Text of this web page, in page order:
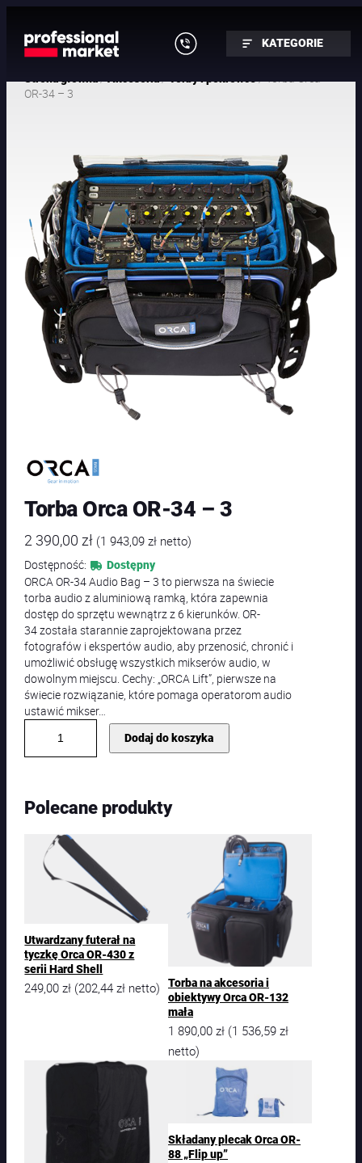
KATEGORIE
/ /
/ Torba Orca
OR-34 – 3
Torba Orca OR-34 – 3
2 390,00zł (1 943,09zł netto)
Dostępność:
Dostępny
ORCA OR-34 Audio Bag – 3 to pierwsza na świecie
torba audio z aluminiową ramką, która zapewnia
dostęp do sprzętu wewnątrz z 6 kierunków. OR-
34 została starannie zaprojektowana przez
fotografów i ekspertów audio, aby przenosić, chronić i
umożliwić obsługę wszystkich mikserów audio, w
dowolnym miejscu. Cechy: „ORCA Lift”, pierwsze na
świecie rozwiązanie, które pomaga operatorom audio
ustawić mikser…
o
T
a
O
R
-
Dodaj do koszyka
Polecane produkty
Utwardzany futerał na
tyczkę Orca OR-430 z
serii Hard Shell
249,00zł (202,44zł netto)
Torba na akcesoria i
obiektywy Orca OR-132
mała
1 890,00 zł (1 536,59 zł
netto)
Składany plecak Orca OR-
88 „Flip up”